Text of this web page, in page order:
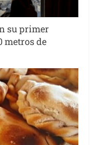
su primer
metros de